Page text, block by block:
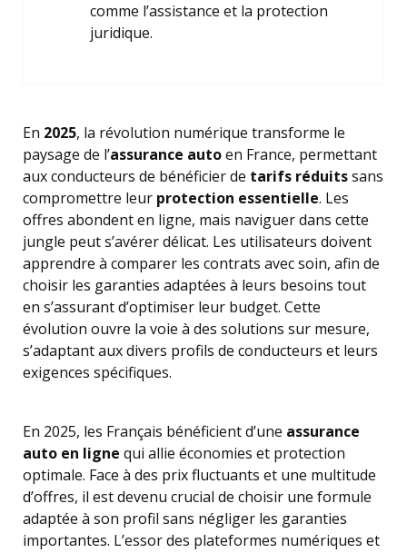
comme l’assistance et la protection
juridique.
En 2025, la révolution numérique transforme le
paysage de l’assurance autoen France, permettant
aux conducteurs de bénéficier de tarifs réduitssans
compromettre leur protection essentielle. Les
offres abondent en ligne, mais naviguer dans cette
jungle peut s’avérer délicat. Les utilisateurs doivent
apprendre à comparer les contrats avec soin, afin de
choisir les garanties adaptées à leurs besoins tout
en s’assurant d’optimiser leur budget. Cette
évolution ouvre la voie à des solutions sur mesure,
s’adaptant aux divers profils de conducteurs et leurs
exigences spécifiques.
En 2025, les Français bénéficient d’une assurance
auto en ligne qui allie économies et protection
optimale. Face à des prix fluctuants et une multitude
d’offres, il est devenu crucial de choisir une formule
adaptée à son profil sans négliger les garanties
importantes. L’essor des plateformes numériques et